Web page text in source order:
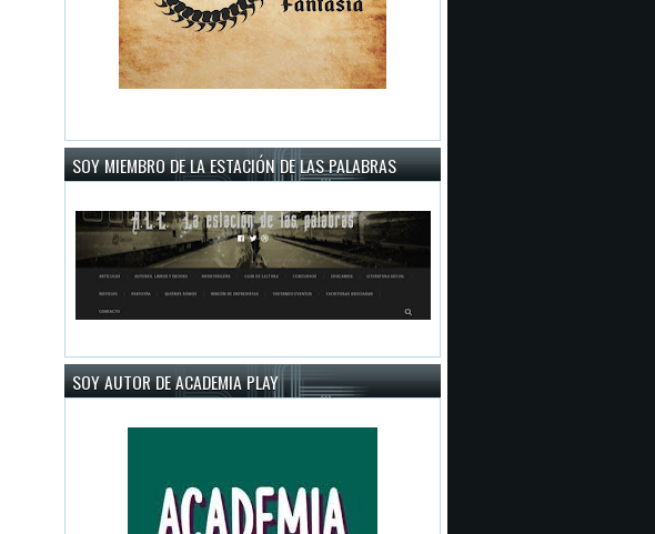
SOY MIEMBRO DE LA ESTACIÓN DE LAS PALABRAS
SOY AUTOR DE ACADEMIA PLAY